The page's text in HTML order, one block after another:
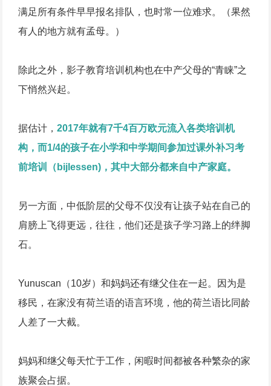
满足所有条件早早报名排队，也时常一位难求。（果然
有人的地方就有孟母。）
除此之外，影子教育培训机构也在中产父母的“青睐”之
下悄然兴起。
据估计，2017年就有7千4百万欧元流入各类培训机
构，而1/4的孩子在小学和中学期间参加过课外补习考
前培训（bijlessen)，其中大部分都来自中产家庭。
另一方面，中低阶层的父母不仅没有让孩子站在自己的
肩膀上飞得更远，往往，他们还是孩子学习路上的绊脚
石。
Yunuscan（10岁）和妈妈还有继父住在一起。因为是
移民，在家没有荷兰语的语言环境，他的荷兰语比同龄
人差了一大截。
妈妈和继父每天忙于工作，闲暇时间都被各种繁杂的家
族聚会占据。